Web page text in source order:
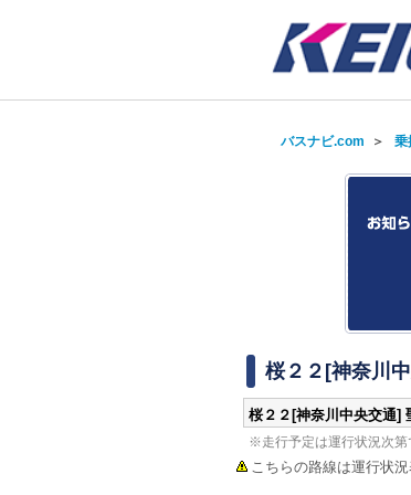
バスナビ.com ＞ 乗
桜２２[神奈川
桜２２[神奈川中央交通]
※走行予定は運行状況次第
こちらの路線は運行状